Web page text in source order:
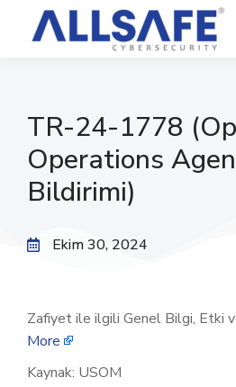
TR-24-1778
Operations
Bildirimi)
Ekim 30, 2024
Zafiyet ile ilgili Genel Bilgi, Etki
More
Kaynak: USOM